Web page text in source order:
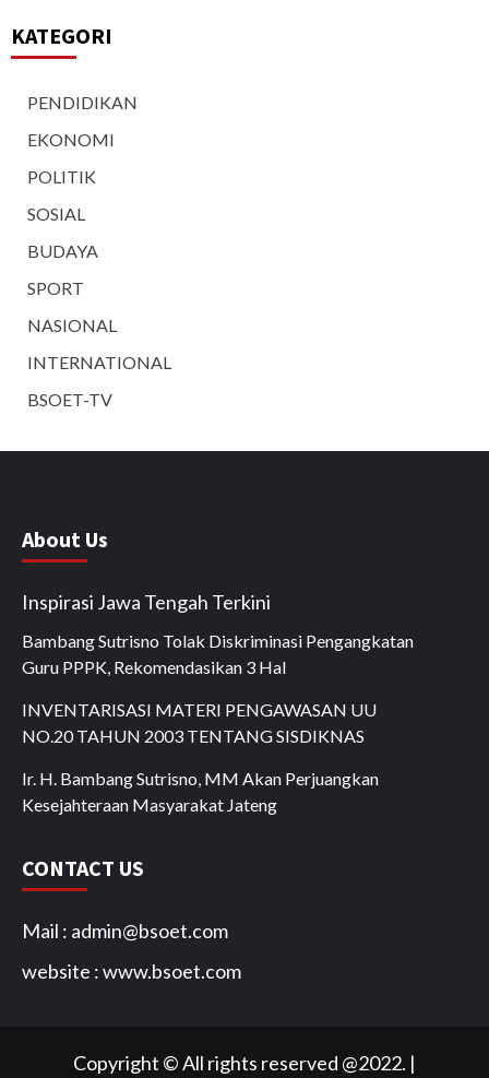
KATEGORI
PENDIDIKAN
EKONOMI
POLITIK
SOSIAL
BUDAYA
SPORT
NASIONAL
INTERNATIONAL
BSOET-TV
About Us
Inspirasi Jawa Tengah Terkini
Bambang Sutrisno Tolak Diskriminasi Pengangkatan
Guru PPPK, Rekomendasikan 3 Hal
INVENTARISASI MATERI PENGAWASAN UU
NO.20 TAHUN 2003 TENTANG SISDIKNAS
Ir. H. Bambang Sutrisno, MM Akan Perjuangkan
Kesejahteraan Masyarakat Jateng
CONTACT US
Mail : admin@bsoet.com
website : www.bsoet.com
Copyright © All rights reserved @2022. |